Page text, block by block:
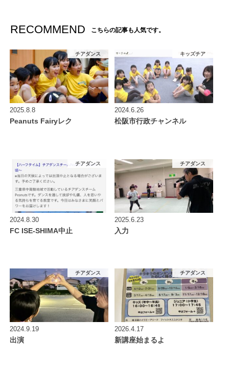
RECOMMEND こちらの記事も人気です。
チアダンス
2025.8.8
Peanuts Fairyレク
キッズチア
2024.6.26
松阪市行政チャンネル
チアダンス
2024.8.30
FC ISE-SHIMA中止
チアダンス
2025.6.23
入力
チアダンス
2024.9.19
出演
チアダンス
2026.4.17
新講座始まるよ